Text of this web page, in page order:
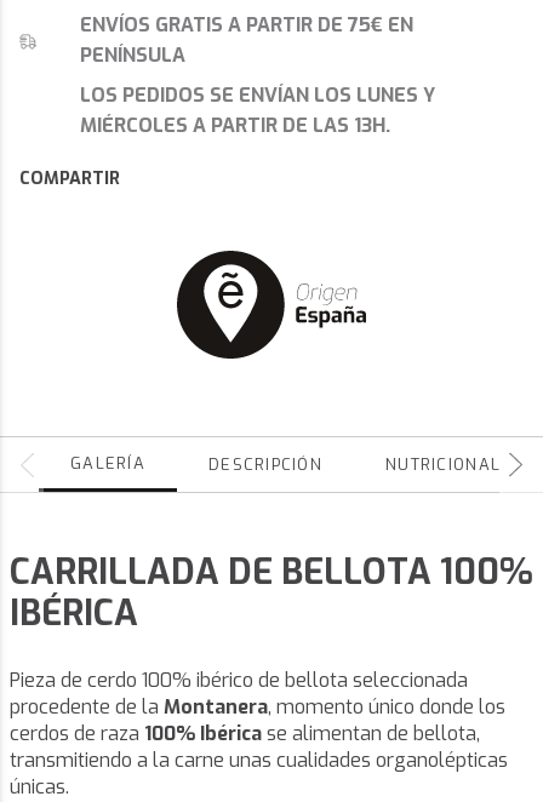
ENVÍOS GRATIS A PARTIR DE 75€ EN
PENÍNSULA
LOS PEDIDOS SE ENVÍAN LOS LUNES Y
MIÉRCOLES A PARTIR DE LAS 13H.
COMPARTIR
GALERÍA DESCRIPCIÓN NUTRICIONALES
CARRILLADA DE BELLOTA 100%
IBÉRICA
Pieza de cerdo 100% ibérico de bellota seleccionada
procedente de la Montanera, momento único donde los
cerdos de raza 100% Ibéricase alimentan de bellota,
transmitiendo a la carne unas cualidades organolépticas
únicas.